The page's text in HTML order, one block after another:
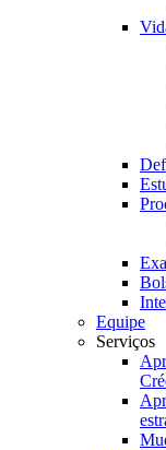
Equipe
Serviços